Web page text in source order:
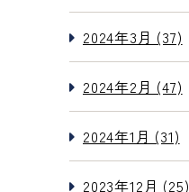
2024年3月 (37)
2024年2月 (47)
2024年1月 (31)
2023年12月 (25)